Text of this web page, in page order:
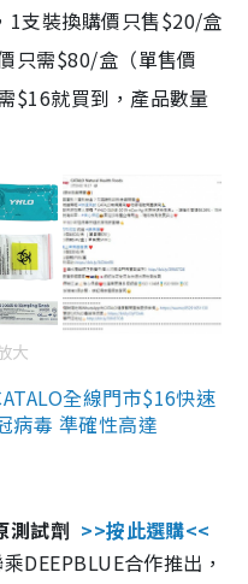
1支裝換購價只售$20/盒
只需$80/盒（單售價
$16就買到，產品數量
大
全線門市$16快速
病毒 準確性高達
測試劑 >>按此選購<<
DEEPBLUE合作推出，